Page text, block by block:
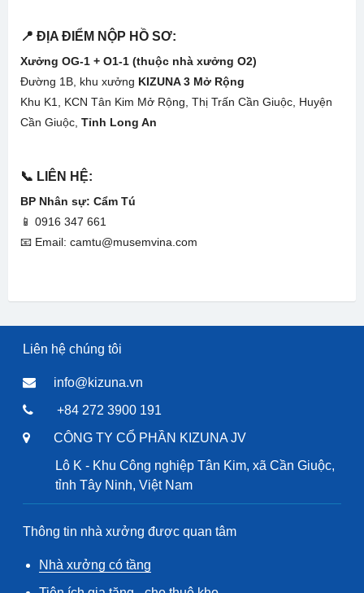
📍 ĐỊA ĐIỂM NỘP HỒ SƠ:
Xưởng OG-1 + O1-1 (thuộc nhà xưởng O2)
Đường 1B, khu xưởng KIZUNA 3 Mở Rộng
Khu K1, KCN Tân Kim Mở Rộng, Thị Trấn Cần Giuộc, Huyện
Cần Giuộc, Tỉnh Long An
📞 LIÊN HỆ:
BP Nhân sự: Cẩm Tú
📱 0916 347 661
📧 Email: camtu@musemvina.com
Liên hệ chúng tôi
info@kizuna.vn
+84 272 3900 191
CÔNG TY CỔ PHẦN KIZUNA JV
Lô K - Khu Công nghiệp Tân Kim, xã Cần Giuộc,
tỉnh Tây Ninh, Việt Nam
Thông tin nhà xưởng được quan tâm
Nhà xưởng có tầng